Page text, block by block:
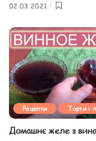
02.03.2021
Рецепти Торти і
Домашнє желе з вина